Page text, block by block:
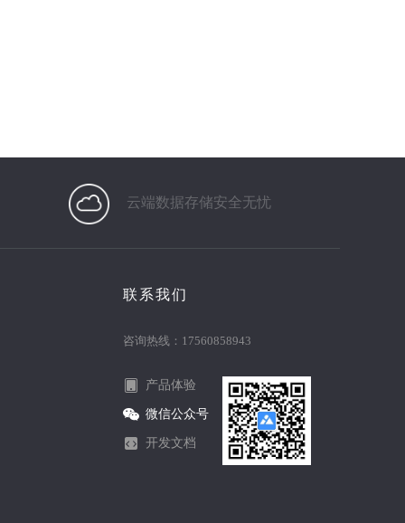
云端数据存储安全无忧
联系我们
咨询热线：17560858943
产品体验
微信公众号
开发文档